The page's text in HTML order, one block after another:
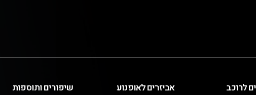
לרוכב אביזרים לאופנוע שיפורים ותוספות